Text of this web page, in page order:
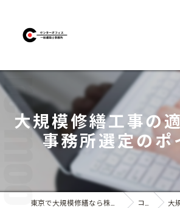
大規模修繕工事の
事務所選定のポ
コラム 大規